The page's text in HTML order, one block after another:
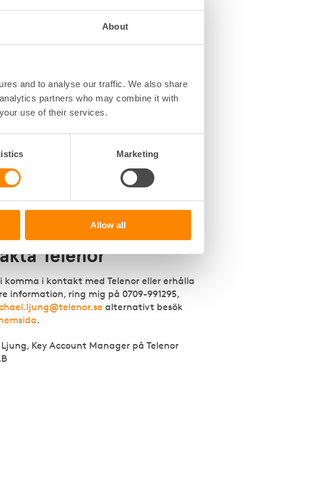
About
and to analyse our traffic. We also share
partners who may combine it with
use of their services.
Marketing
Allow all
Det innebär mindre arbete för
eller fastighetsägaren och mer trygghet
Telenor
komma i kontakt med Telenor eller erhålla
information, ring mig på 0709-991295,
alternativt besök
.
Key Account Manager på Telenor